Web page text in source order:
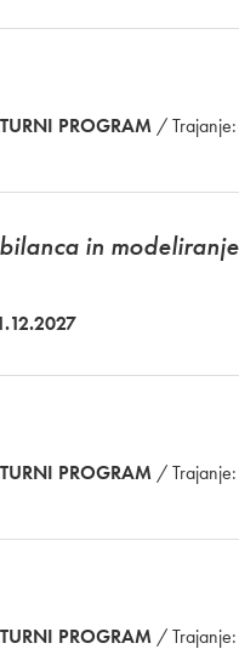
PROGRAM / Trajanje:
in
PROGRAM / Trajanje:
PROGRAM / Trajanje: